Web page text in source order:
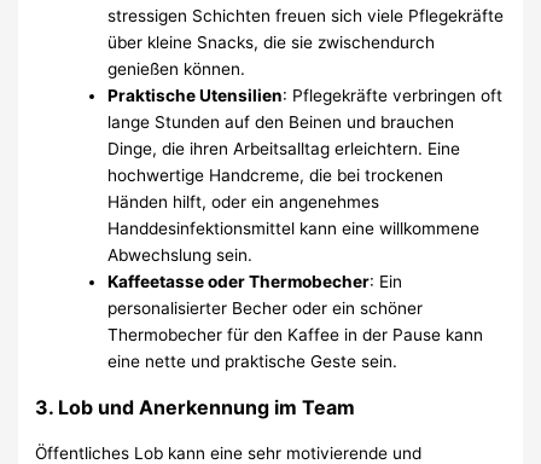
stressigen Schichten freuen sich viele Pflegekräfte
über kleine Snacks, die sie zwischendurch
genießen können.
Praktische Utensilien: Pflegekräfte verbringen oft
lange Stunden auf den Beinen und brauchen
Dinge, die ihren Arbeitsalltag erleichtern. Eine
hochwertige Handcreme, die bei trockenen
Händen hilft, oder ein angenehmes
Handdesinfektionsmittel kann eine willkommene
Abwechslung sein.
Kaffeetasse oder Thermobecher: Ein
personalisierter Becher oder ein schöner
Thermobecher für den Kaffee in der Pause kann
eine nette und praktische Geste sein.
3. Lob und Anerkennung im Team
Öffentliches Lob kann eine sehr motivierende und